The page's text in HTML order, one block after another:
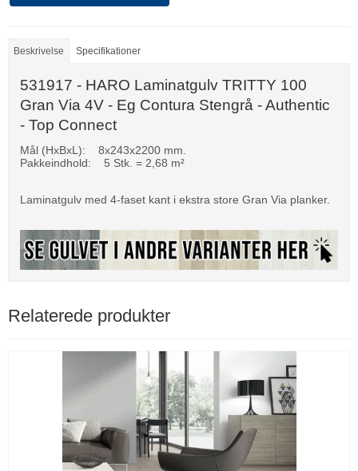
Beskrivelse Specifikationer
531917 - HARO Laminatgulv TRITTY 100
Gran Via 4V - Eg Contura Stengrå - Authentic
- Top Connect
Mål (HxBxL): 8x243x2200 mm.
Pakkeindhold: 5 Stk. = 2,68 m²
Laminatgulv med 4-faset kant i ekstra store Gran Via planker.
Relaterede produkter